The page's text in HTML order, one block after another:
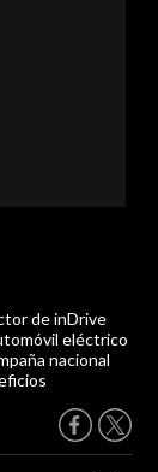
de inDrive
eléctrico
nacional